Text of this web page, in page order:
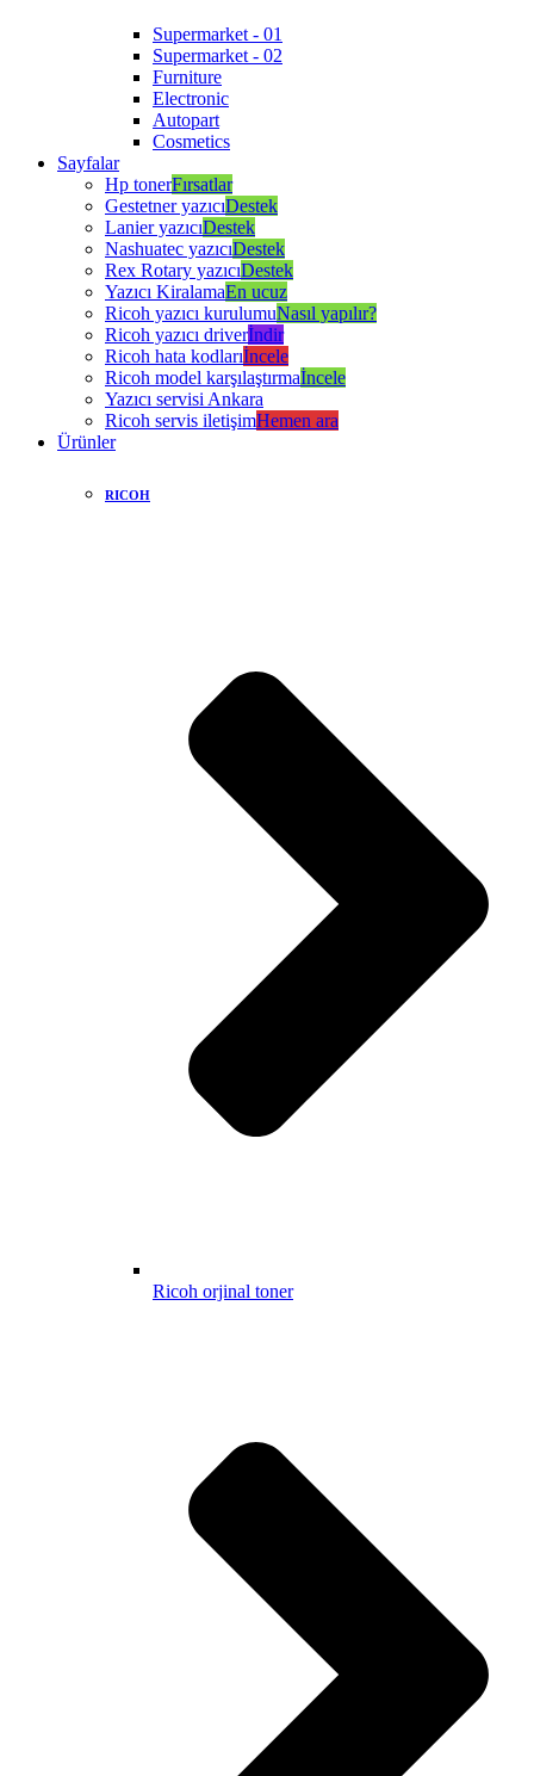
Supermarket - 01
Supermarket - 02
Furniture
Electronic
Autopart
Cosmetics
Sayfalar
Hp tonerFırsatlar
Gestetner yazıcıDestek
Lanier yazıcıDestek
Nashuatec yazıcıDestek
Rex Rotary yazıcıDestek
Yazıcı KiralamaEn ucuz
Ricoh yazıcı kurulumuNasıl yapılır?
Ricoh yazıcı driverİndir
Ricoh hata kodlarıİncele
Ricoh model karşılaştırmaİncele
Yazıcı servisi Ankara
Ricoh servis iletişimHemen ara
Ürünler
RICOH
Ricoh orjinal toner